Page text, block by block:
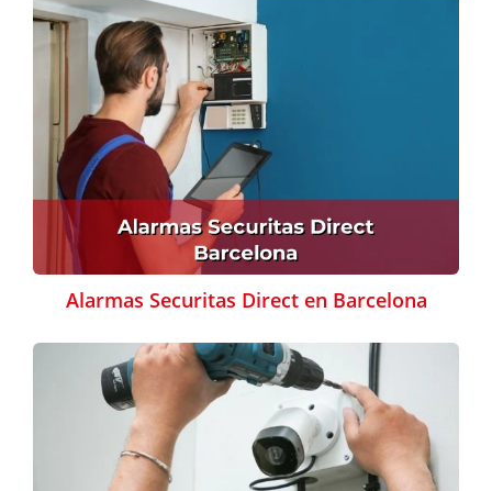
Alarmas Securitas Direct en Barcelona